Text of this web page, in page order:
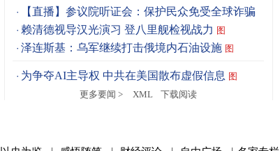
【直播】参议院听证会：保护民众免受全球诈骗
赖清德视导汉光演习 登八里舰检视战力 图
泽连斯基：乌军继续打击俄境内石油设施 图
为争夺AI主导权 中共在美国散布虚假信息 图
更多要闻 >
XML 下载阅读